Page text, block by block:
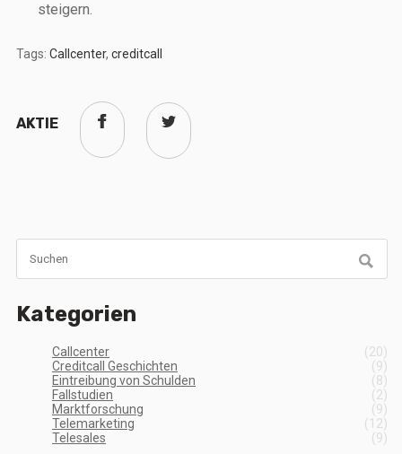
steigern.
Tags: Callcenter, creditcall
AKTIE
Kategorien
Callcenter
(20)
Creditcall Geschichten
(9)
Eintreibung von Schulden
(8)
Fallstudien
(2)
Marktforschung
(9)
Telemarketing
(12)
Telesales
(9)